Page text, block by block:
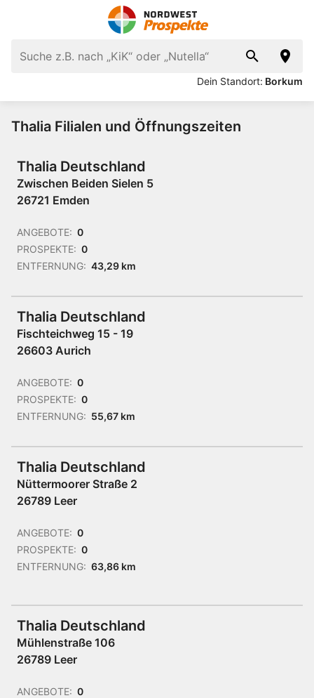
Dein Standort: Borkum
Thalia Filialen und Öffnungszeiten
Thalia Deutschland
Zwischen Beiden Sielen 5
26721 Emden
ANGEBOTE: 0
PROSPEKTE: 0
ENTFERNUNG: 43,29 km
Thalia Deutschland
Fischteichweg 15 - 19
26603 Aurich
ANGEBOTE: 0
PROSPEKTE: 0
ENTFERNUNG: 55,67 km
Thalia Deutschland
Nüttermoorer Straße 2
26789 Leer
ANGEBOTE: 0
PROSPEKTE: 0
ENTFERNUNG: 63,86 km
Thalia Deutschland
Mühlenstraße 106
26789 Leer
ANGEBOTE: 0